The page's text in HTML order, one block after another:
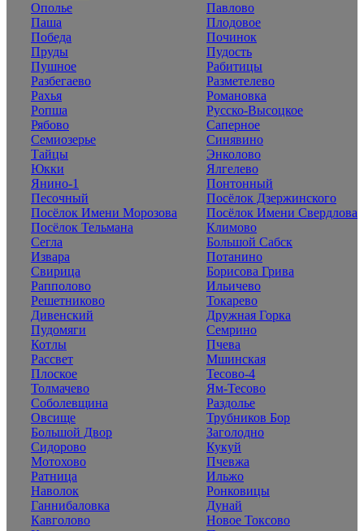
Ополье
Павлово
Паша
Плодовое
Победа
Починок
Пруды
Пудость
Пушное
Рабитицы
Разбегаево
Разметелево
Рахья
Романовка
Ропша
Русско-Высоцкое
Рябово
Саперное
Семиозерье
Синявино
Тайцы
Энколово
Юкки
Ялгелево
Янино-1
Понтонный
Песочный
Посёлок Дзержинского
Посёлок Имени Морозова
Посёлок Имени Свердлова
Посёлок Тельмана
Климово
Сегла
Большой Сабск
Извара
Потанино
Свирица
Борисова Грива
Рапполово
Ильичево
Решетниково
Токарево
Дивенский
Дружная Горка
Пудомяги
Семрино
Котлы
Пчева
Рассвет
Мшинская
Плоское
Тесово-4
Толмачево
Ям-Тесово
Соболевщина
Раздолье
Овсище
Трубников Бор
Большой Двор
Заголодно
Сидорово
Кукуй
Мотохово
Пчевжа
Ратница
Ильжо
Наволок
Ронковицы
Ганнибаловка
Дунай
Кавголово
Новое Токсово